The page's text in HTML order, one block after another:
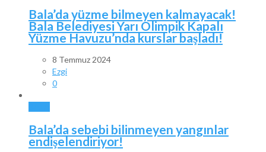
Bala’da yüzme bilmeyen kalmayacak!
Bala Belediyesi Yarı Olimpik Kapalı
Yüzme Havuzu’nda kurslar başladı!
8 Temmuz 2024
Ezgi
0
Bala’da sebebi bilinmeyen yangınlar
endişelendiriyor!